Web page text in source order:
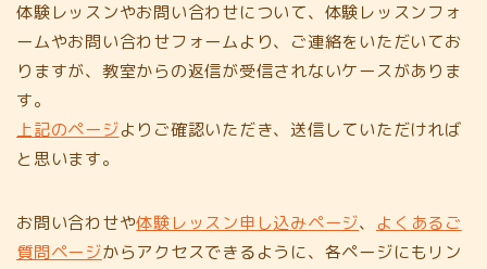
体験レッスンやお問い合わせについて、体験レッスンフォ
ームやお問い合わせフォームより、ご連絡をいただいてお
りますが、教室からの返信が受信されないケースがありま
す。
上記のページよりご確認いただき、送信していただければ
と思います。
お問い合わせや体験レッスン申し込みページ、 よくあるご
質問ページからアクセスできるように、各ページにもリン